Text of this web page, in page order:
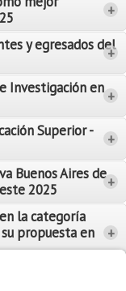
+
y egresados del
+
Investigación en +
Superior -
+
Buenos Aires de
2025
+
la categoría
propuesta en
+